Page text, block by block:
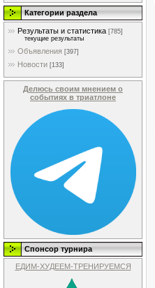
Категории раздела
Результаты и статистика [785]
текущие результаты
Объявления [397]
Новости [133]
Делюсь своим мнением о
событиях в триатлоне
Спонсор турнира
ЕДИМ-ХУДЕЕМ-ТРЕНИРУЕМСЯ